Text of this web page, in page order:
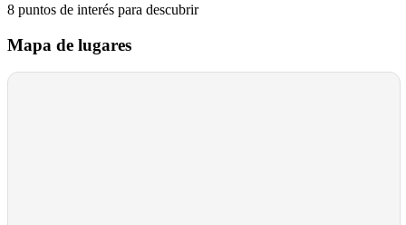
8 puntos de interés para descubrir
Mapa de lugares